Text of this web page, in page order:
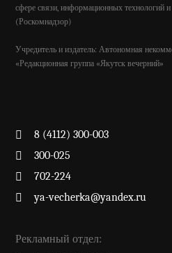
сфере связи, информационных технологий
(Роскомнадзор)
Учредитель и издатель: Автономная
«Редакционная группа «Якутск вечерний»
8 (4112) 300-003
300-025
702-224
ya-vecherka@yandex.ru
Рекламный отдел: